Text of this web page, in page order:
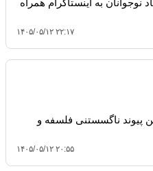
۱۴۰۵/۰۵/۱۲ ۲۲:۱۷
پیوند ناگسستنی فلسفه و
۱۴۰۵/۰۵/۱۲ ۲۰:۵۵